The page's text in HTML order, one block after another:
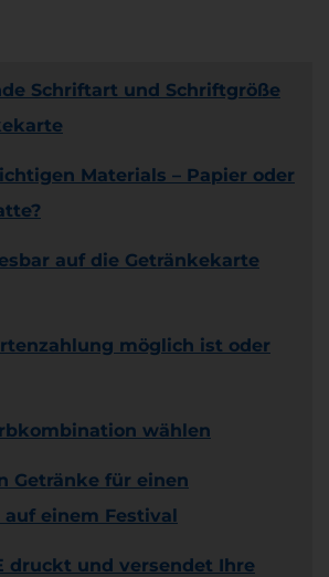
Schriftart und Schriftgröße
Materials – Papier oder
auf die Getränkekarte
möglich ist oder
wählen
Getränke für einen
einem Festival
druckt und versendet Ihre